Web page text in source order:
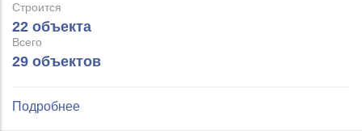
Строится
22 объекта
Всего
29 объектов
Подробнее